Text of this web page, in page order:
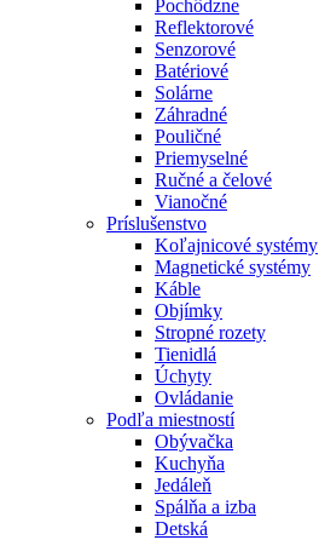
Pochôdzne
Reflektorové
Senzorové
Batériové
Solárne
Záhradné
Pouličné
Priemyselné
Ručné a čelové
Vianočné
Príslušenstvo
Koľajnicové systémy
Magnetické systémy
Káble
Objímky
Stropné rozety
Tienidlá
Úchyty
Ovládanie
Podľa miestností
Obývačka
Kuchyňa
Jedáleň
Spálňa a izba
Detská